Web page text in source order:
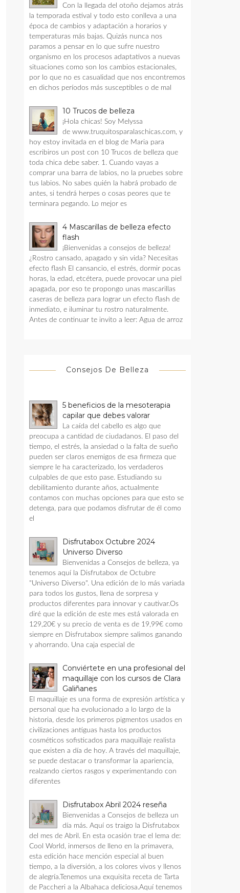
Con la llegada del otoño dejamos atrás
la temporada estival y todo esto conlleva a una
época de cambios y adaptación a horarios y
temperaturas más bajas. Quizás nunca nos
paramos a pensar en lo que sufre nuestro
organismo en los procesos adaptativos a nuevas
situaciones como son los cambios estacionales,
por lo que no es casualidad que nos encontremos
en dichos períodos más susceptibles o de mal
10 Trucos de belleza
¡Hola chicas! Soy Melyssa
de www.truquitosparalaschicas.com, y
hoy estoy invitada en el blog de Maria para
escribiros un post con 10 Trucos de belleza que
toda chica debe saber. 1. Cuando vayas a
comprar una barra de labios, no la pruebes sobre
tus labios. No sabes quién la habrá probado de
antes, si tendrá herpes o cosas peores que te
terminara pegando. Lo mejor es
4 Mascarillas de belleza efecto
flash
¡Bienvenidas a consejos de belleza!
¿Rostro cansado, apagado y sin vida? Necesitas
efecto flash El cansancio, el estrés, dormir pocas
horas, la edad, etcétera, puede provocar una piel
apagada, por eso te propongo unas mascarillas
caseras de belleza para lograr un efecto flash de
inmediato, e iluminar tu rostro naturalmente.
Antes de continuar te invito a leer: Agua de arroz
Consejos De Belleza
5 beneficios de la mesoterapia
capilar que debes valorar
La caída del cabello es algo que
preocupa a cantidad de ciudadanos. El paso del
tiempo, el estrés, la ansiedad o la falta de sueño
pueden ser claros enemigos de esa firmeza que
siempre le ha caracterizado, los verdaderos
culpables de que esto pase. Estudiando su
debilitamiento durante años, actualmente
contamos con muchas opciones para que esto se
detenga, para que podamos disfrutar de él como
el
Disfrutabox Octubre 2024
Universo Diverso
Bienvenidas a Consejos de belleza, ya
tenemos aquí la Disfrutabox de Octubre
"Universo Diverso". Una edición de lo más variada
para todos los gustos, llena de sorpresa y
productos diferentes para innovar y cautivar.Os
diré que la edición de este mes está valorada en
129,20€ y su precio de venta es de 19,99€ como
siempre en Disfrutabox siempre salimos ganando
y ahorrando. Una caja especial de
Conviértete en una profesional del
maquillaje con los cursos de Clara
Galiñanes
El maquillaje es una forma de expresión artística y
personal que ha evolucionado a lo largo de la
historia, desde los primeros pigmentos usados en
civilizaciones antiguas hasta los productos
cosméticos sofisticados para maquillaje realista
que existen a día de hoy. A través del maquillaje,
se puede destacar o transformar la apariencia,
realzando ciertos rasgos y experimentando con
diferentes
Disfrutabox Abril 2024 reseña
Bienvenidas a Consejos de belleza un
día más. Aquí os traigo la Disfrutabox
del mes de Abril. En esta ocasión trae el lema de:
Cool World, inmersos de lleno en la primavera,
esta edición hace mención especial al buen
tiempo, a la diversión, a los colores vivos y llenos
de alegría.Tenemos una exquisita receta de Tarta
de Paccheri a la Albahaca deliciosa.Aquí tenemos